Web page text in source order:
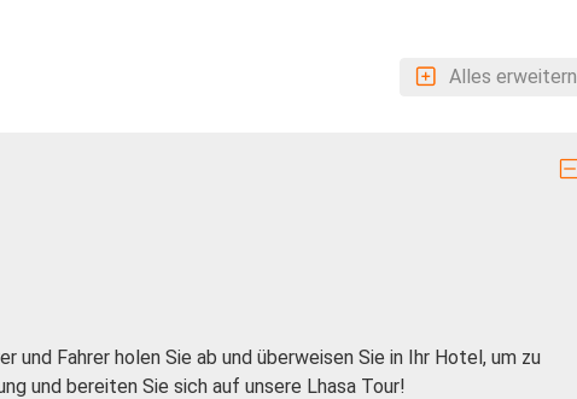
Alles erweitern
und Fahrer holen Sie ab und überweisen Sie in Ihr Hotel, um zu
und bereiten Sie sich auf unsere Lhasa Tour!